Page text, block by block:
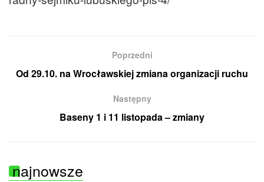
Poprzedni
Od 29.10. na Wrocławskiej zmiana organizacji ruchu
Następny
Baseny 1 i 11 listopada – zmiany
najnowsze